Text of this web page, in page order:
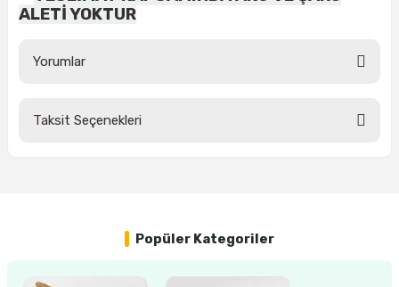
ALETİ YOKTUR
Yorumlar
Taksit Seçenekleri
Popüler Kategoriler